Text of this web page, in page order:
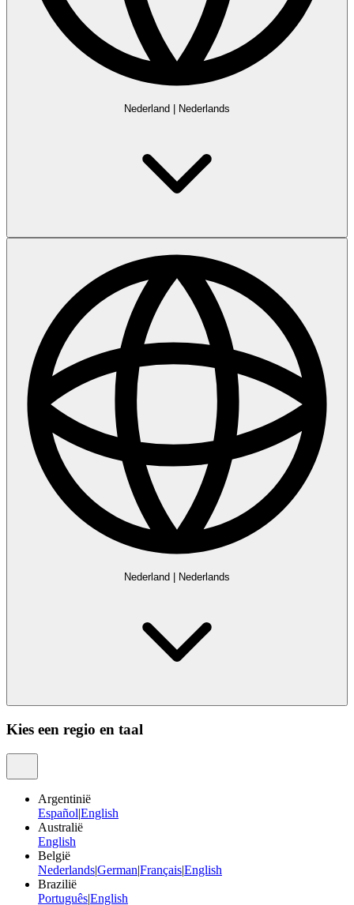
Nederland Nederlands
Nederland Nederlands
Kies een regio en taal
Argentinië
Español|English
Australië
English
België
Nederlands|German|Français|English
Brazilië
Português|English